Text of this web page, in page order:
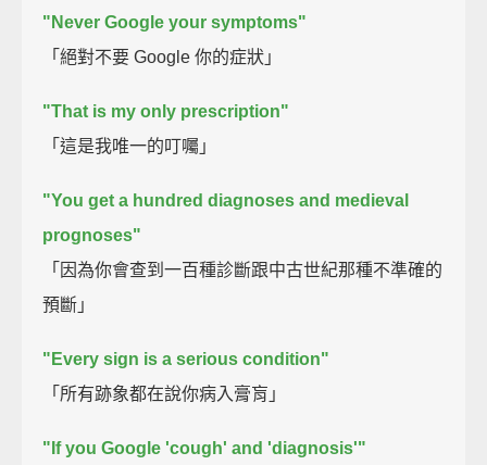
"Never Google your symptoms"
「絕對不要 Google 你的症狀」
"That is my only prescription"
「這是我唯一的叮囑」
"You get a hundred diagnoses and medieval
prognoses"
「因為你會查到一百種診斷跟中古世紀那種不準確的
預斷」
"Every sign is a serious condition"
「所有跡象都在說你病入膏肓」
"If you Google 'cough' and 'diagnosis'"